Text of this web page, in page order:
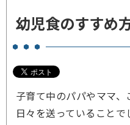
幼児食のすすめ
子育て中のパパやママ
日々を送っていること